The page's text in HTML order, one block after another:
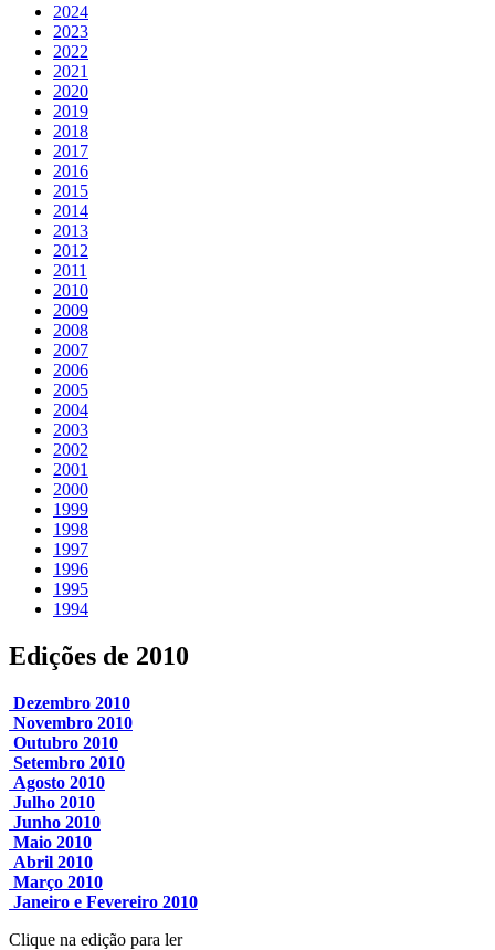
2024
2023
2022
2021
2020
2019
2018
2017
2016
2015
2014
2013
2012
2011
2010
2009
2008
2007
2006
2005
2004
2003
2002
2001
2000
1999
1998
1997
1996
1995
1994
Edições de 2010
Dezembro 2010
Novembro 2010
Outubro 2010
Setembro 2010
Agosto 2010
Julho 2010
Junho 2010
Maio 2010
Abril 2010
Março 2010
Janeiro e Fevereiro 2010
Clique na edição para ler